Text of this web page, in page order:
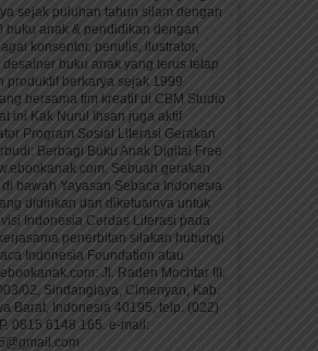
sejak puluhan tahun silam dengan
buku anak & pendidikan dengan
konseptor, penulis, ilustrator,
desainer buku anak yang terus tetap
produktif berkarya sejak 1999
bersama tim kreatif di CBM Studio
ini Kak Nurul Ihsan juga aktif
Program Sosial Literasi Gerakan
Berbagi Buku Anak Digital Free
Sebuah gerakan
bawah Yayasan Sebaca Indonesia
didirikan dan diketuainya untuk
Indonesia Cerdas Literasi pada
penerbitan silakan hubungi
Indonesia Foundation atau
Jl. Raden Mochtar III,
02, Sindanglaya, Cimenyan, Kab.
Barat, Indonesia 40195, telp. (022)
0815 6148 165. e-mail: